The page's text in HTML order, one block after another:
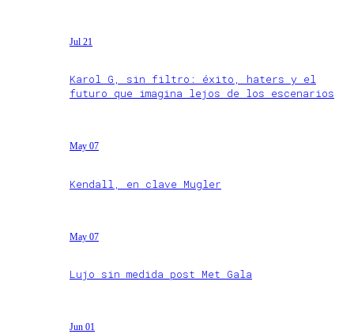
Jul 21
Karol G, sin filtro: éxito, haters y el
futuro que imagina lejos de los escenarios
May 07
Kendall, en clave Mugler
May 07
Lujo sin medida post Met Gala
Jun 01